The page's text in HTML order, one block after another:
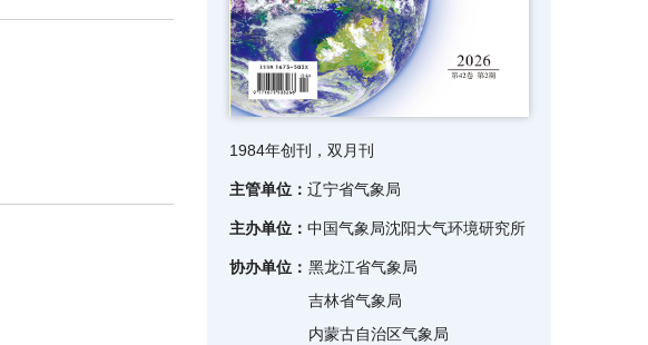
1984年创刊，双月刊
主管单位： 辽宁省气象局
主办单位： 中国气象局沈阳大气环境研究所
协办单位： 黑龙江省气象局
吉林省气象局
内蒙古自治区气象局